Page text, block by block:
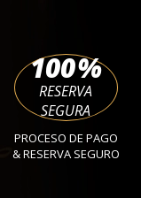
100%
RESERVA
SEGURA
PROCESO DE PAGO
& RESERVA SEGURO